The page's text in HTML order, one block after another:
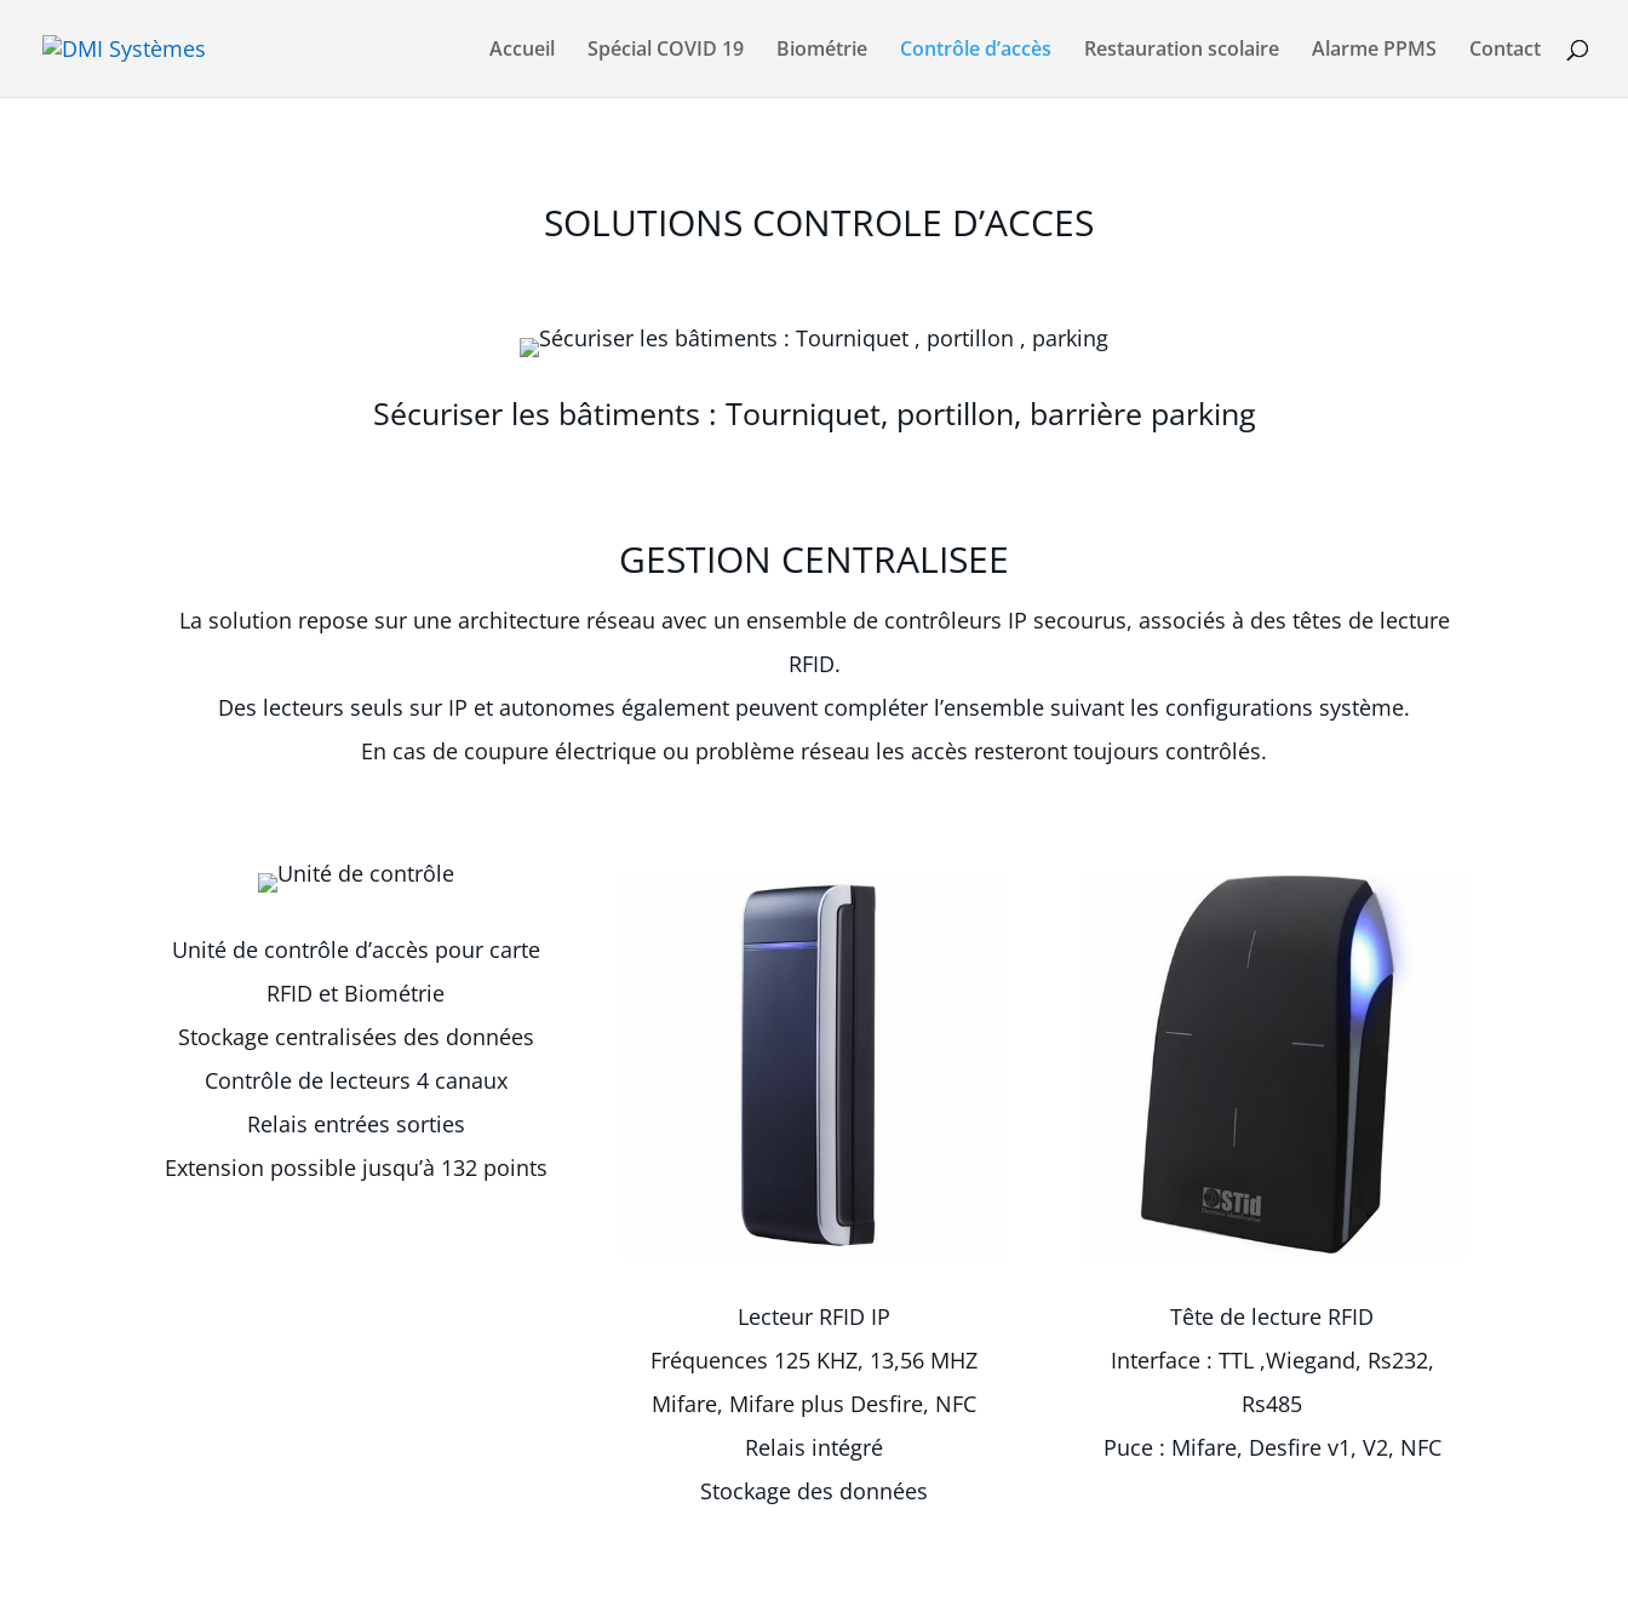
Accueil Spécial COVID 19 Biométrie Contrôle d’accès Restauration scolaire Alarme PPMS Contact
SOLUTIONS CONTROLE D’ACCES
Sécuriser les bâtiments : Tourniquet, portillon, barrière parking
GESTION CENTRALISEE
La solution repose sur une architecture réseau avec un ensemble de contrôleurs IP secourus, associés à des têtes de lecture
RFID.
Des lecteurs seuls sur IP et autonomes également peuvent compléter l’ensemble suivant les configurations système.
En cas de coupure électrique ou problème réseau les accès resteront toujours contrôlés.
Unité de contrôle d’accès pour carte
RFID et Biométrie
Stockage centralisées des données
Contrôle de lecteurs 4 canaux
Relais entrées sorties
Extension possible jusqu’à 132 points
Lecteur RFID IP
Fréquences 125 KHZ, 13,56 MHZ
Mifare, Mifare plus Desfire, NFC
Relais intégré
Stockage des données
Tête de lecture RFID
Interface : TTL ,Wiegand, Rs232,
Rs485
Puce : Mifare, Desfire v1, V2, NFC